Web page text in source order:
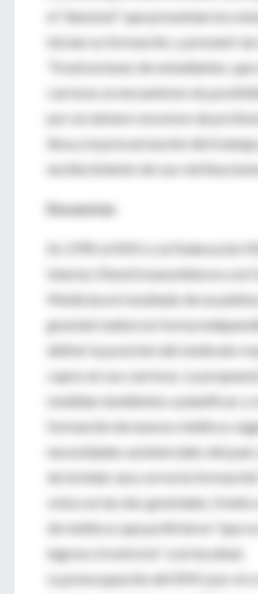
el “desnivel” que presentan los
inician su formación, y prevenir
“frustraciones de estudiantes, que
carreras se encuentren sin
por un número excesivo de
lleva a la precarización del trabajo
envilecimiento de sus
Encuestas
En 1995 el SMU y la Federación
Interior (Femi) transmitieron a la
Medicina el resultado de un
gremial realizó en forma
definir la posición del sindicato
cupos en sus carreras. La
medidas tendientes a planificar y
formación de nuevos médicos
necesidades asistenciales del
de brindar una correcta
votos en las dos gremiales, frente
de médicos que prefirieron “que
ingreso irrestricto” a la facultad.
La preocupación del SMU por el